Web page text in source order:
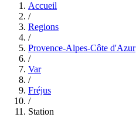
Accueil
/
Regions
/
Provence-Alpes-Côte d'Azur
/
Var
/
Fréjus
/
Station